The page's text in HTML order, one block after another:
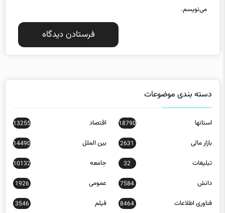
می‌نویسم.
دسته بندی موضوعات
استانها 18790 اقتصاد 13255
بازار مالی 2631 بین الملل 14490
تبلیغات 32 جامعه 10132
دانش 7584 عمومی 1926
فناوری اطلاعات 8464 فیلم 3546